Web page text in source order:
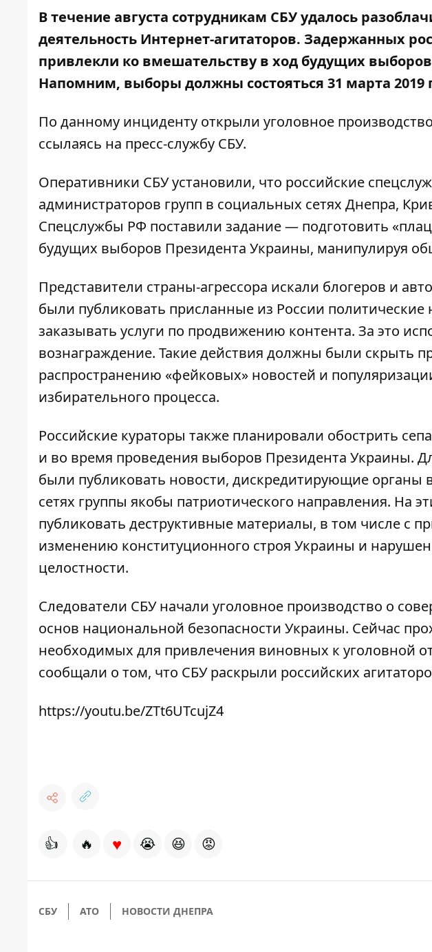
В течение августа сотрудникам СБУ удалось
деятельность Интернет-агитаторов. Задержанных
привлекли ко вмешательству в ход будущих
Напомним, выборы должны состояться 31 марта 2019
По данному инциденту открыли уголовное
ссылаясь на пресс-службу СБУ.
Оперативники СБУ установили, что российские
администраторов групп в социальных сетях Днепра,
Спецслужбы РФ поставили задание — подготовить
будущих выборов Президента Украины, манипулируя
Представители страны-агрессора искали блогеров и
были публиковать присланные из России политические
заказывать услуги по продвижению контента. За это
вознаграждение. Такие действия должны были скрыть
распространению «фейковых» новостей и
избирательного процесса.
Российские кураторы также планировали обострить
и во время проведения выборов Президента Украины.
были публиковать новости, дискредитирующие органы
сетях группы якобы патриотического направления. На
публиковать деструктивные материалы, в том числе с
изменению конституционного строя Украины и
целостности.
Следователи СБУ начали уголовное производство о
основ национальной безопасности Украины. Сейчас
необходимых для привлечения виновных к уголовной
сообщали о том, что СБУраскрыли российских
https://youtu.be/ZTt6UTcujZ4
👍 🔥 ♥ 😭 😆 😡
СБУ АТО НОВОСТИ ДНЕПРА